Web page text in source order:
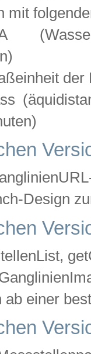
mit
der
Design
ab einer